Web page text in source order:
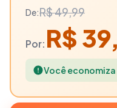
Home &
De:R$ 49,99
Por: R$
Você economiza